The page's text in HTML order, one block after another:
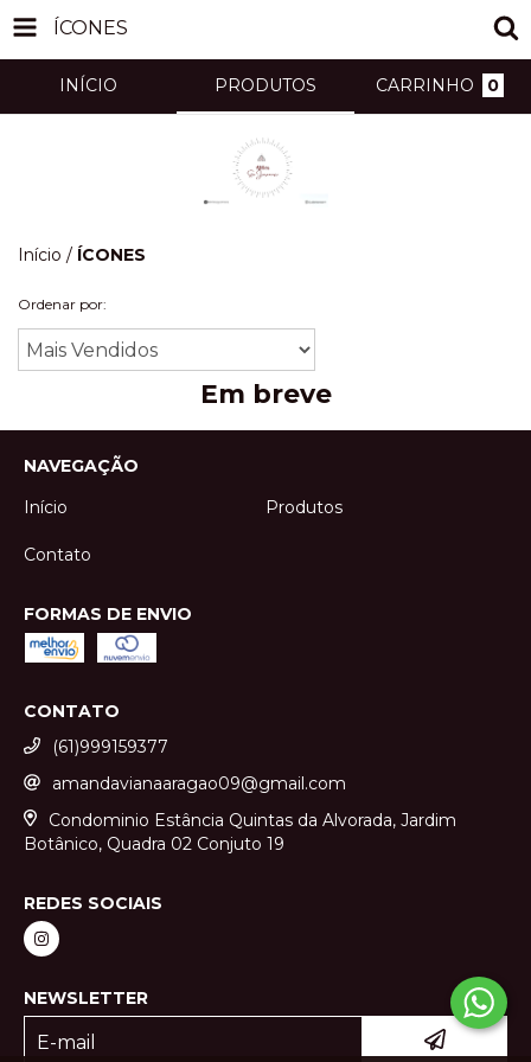
ÍCONES
INÍCIO PRODUTOS CARRINHO 0
Início / ÍCONES
Ordenar por:
Em breve
NAVEGAÇÃO
Início
Produtos
Contato
FORMAS DE ENVIO
CONTATO
(61)999159377
amandavianaaragao09@gmail.com
Condominio Estância Quintas da Alvorada, Jardim
Botânico, Quadra 02 Conjuto 19
REDES SOCIAIS
NEWSLETTER